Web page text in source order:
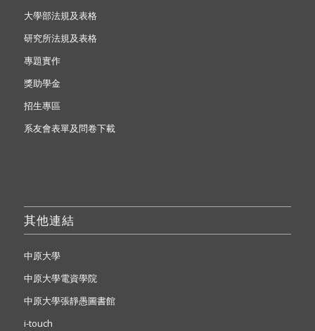
大學部法規及表格
研究所法規及表格
專題實作
獎助學金
招生專區
系友會表單及問卷下載
其他連結
中原大學
中原大學電資學院
中原大學張靜愚圖書館
i-touch